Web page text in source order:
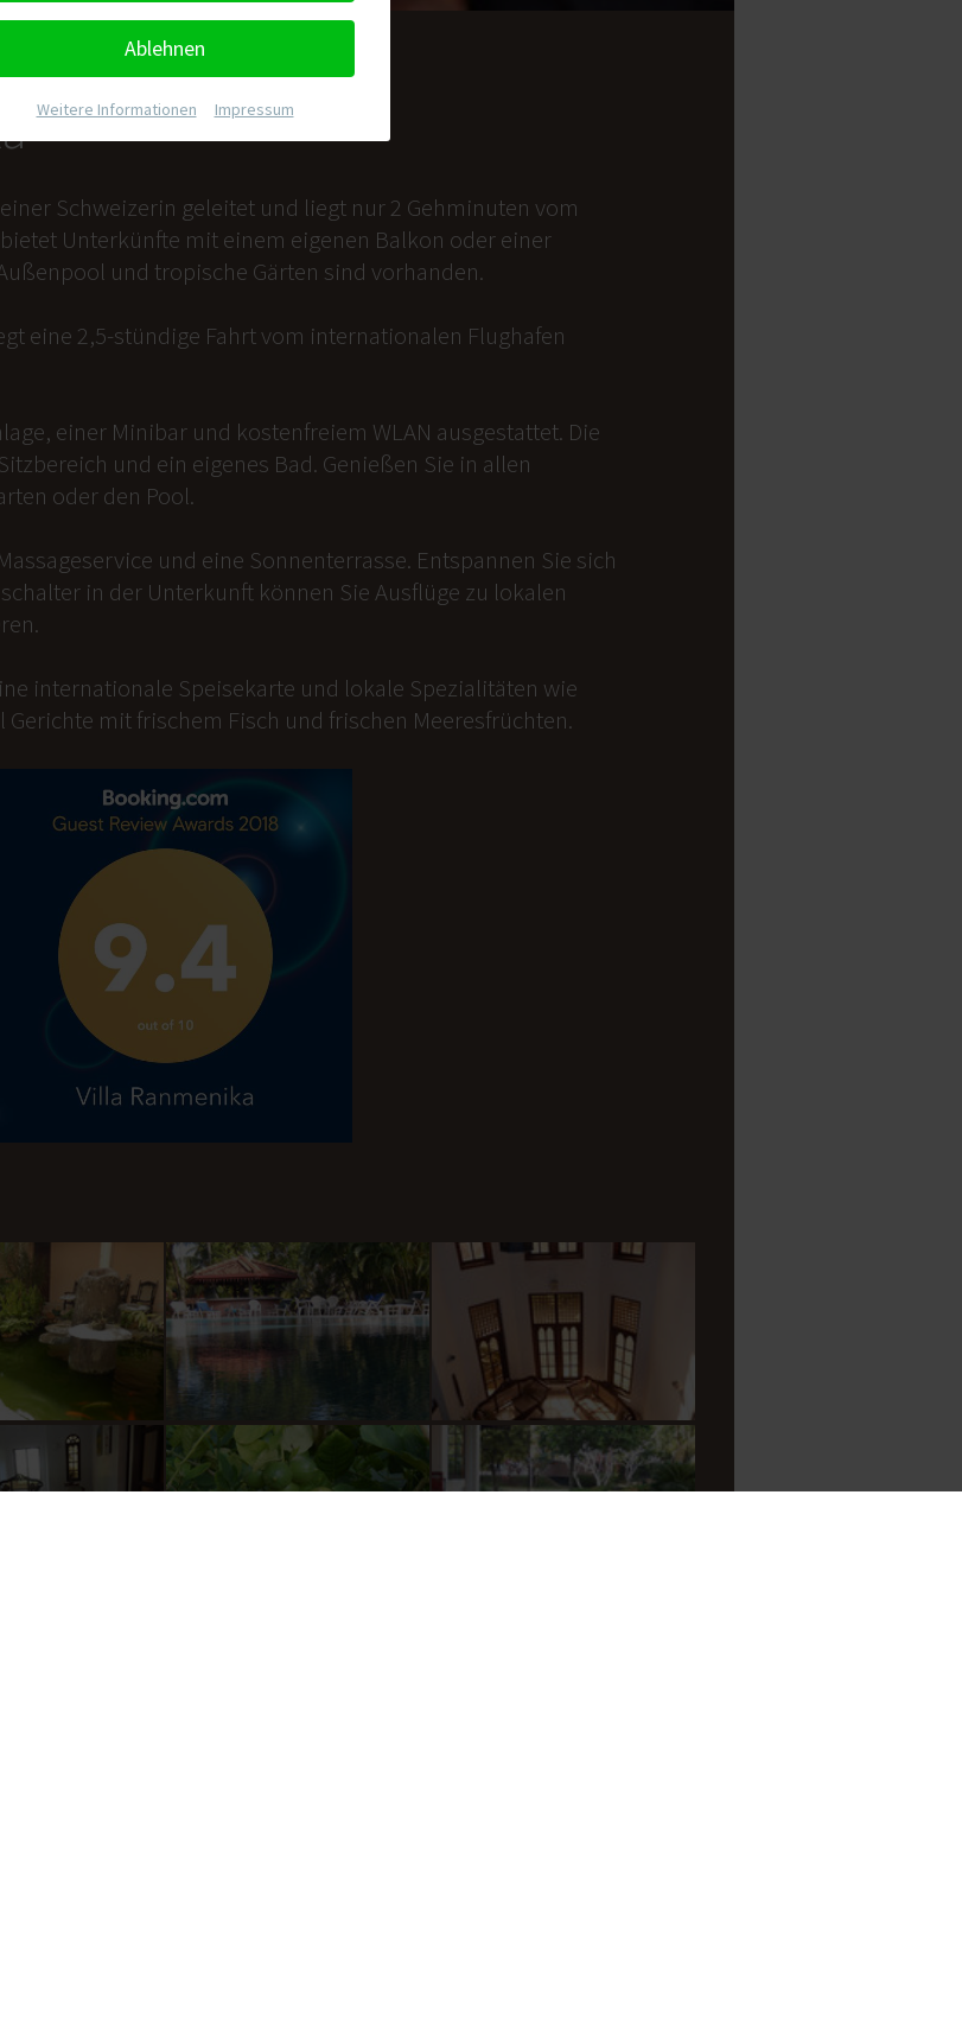
Schweizerin geleitet und liegt nur 2 Gehminuten vom
Unterkünfte mit einem eigenen Balkon oder einer
und tropische Gärten sind vorhanden.
eine 2,5-stündige Fahrt vom internationalen Flughafen
einer Minibar und kostenfreiem WLAN ausgestattet. Die
und ein eigenes Bad. Genießen Sie in allen
oder den Pool.
und eine Sonnenterrasse. Entspannen Sie sich
in der Unterkunft können Sie Ausflüge zu lokalen
internationale Speisekarte und lokale Spezialitäten wie
Gerichte mit frischem Fisch und frischen Meeresfrüchten.
Ablehnen
Weitere Informationen Impressum